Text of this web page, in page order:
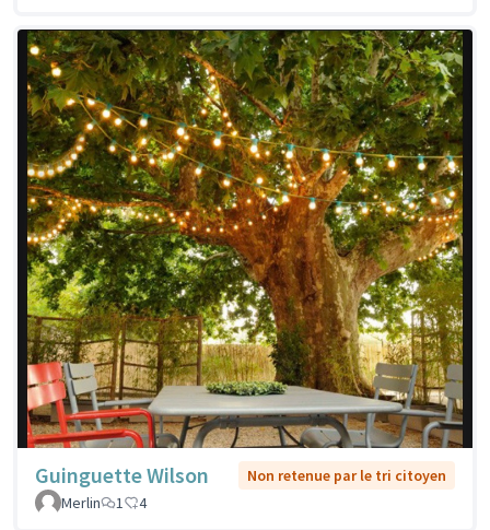
Guinguette Wilson
Non retenue par le tri citoyen
Merlin
1 4